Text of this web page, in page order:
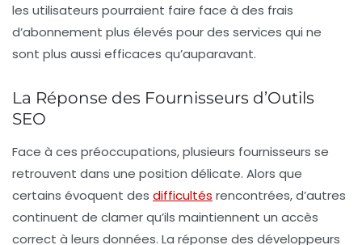
les utilisateurs pourraient faire face à des frais
d’abonnement plus élevés pour des services qui ne
sont plus aussi efficaces qu’auparavant.
La Réponse des Fournisseurs d’Outils
SEO
Face à ces préoccupations, plusieurs fournisseurs se
retrouvent dans une position délicate. Alors que
certains évoquent des difficultés rencontrées, d’autres
continuent de clamer qu’ils maintiennent un accès
correct à leurs données. La réponse des développeurs